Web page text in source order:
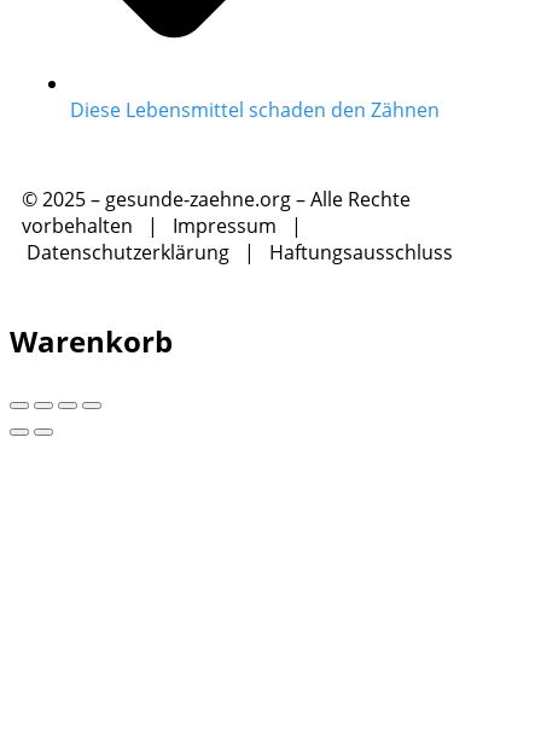
Diese Lebensmittel schaden den Zähnen
© 2025 – gesunde-zaehne.org – Alle Rechte
vorbehalten | Impressum |
Datenschutzerklärung | Haftungsausschluss
Warenkorb